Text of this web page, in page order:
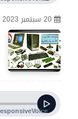
20 سبتمبر 2023